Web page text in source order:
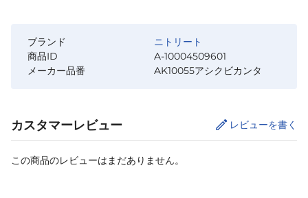
ブランド
ニトリート
商品ID
A-10004509601
メーカー品番
AK10055アシクビカンタ
カスタマーレビュー レビューを書く
この商品のレビューはまだありません。